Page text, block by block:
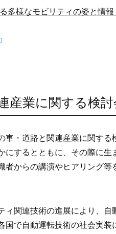
多様なモビリティの姿と情
産業に関する検討
車・道路と関連産業に関する
にするとともに、その際に生
者からの講演やヒアリング等
ィ関連技術の進展により、自
国で自動運転技術の社会実装